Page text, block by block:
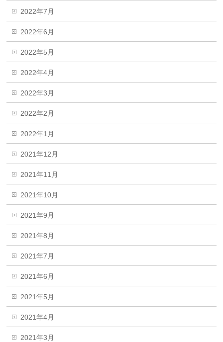
2022年7月
2022年6月
2022年5月
2022年4月
2022年3月
2022年2月
2022年1月
2021年12月
2021年11月
2021年10月
2021年9月
2021年8月
2021年7月
2021年6月
2021年5月
2021年4月
2021年3月